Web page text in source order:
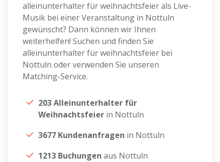
alleinunterhalter für weihnachtsfeier als Live-
Musik bei einer Veranstaltung in Nottuln
gewünscht? Dann können wir Ihnen
weiterhelfen! Suchen und finden Sie
alleinunterhalter für weihnachtsfeier bei
Nottuln oder verwenden Sie unseren
Matching-Service.
203 Alleinunterhalter für
Weihnachtsfeier in Nottuln
3677 Kundenanfragen in Nottuln
1213 Buchungen aus Nottuln